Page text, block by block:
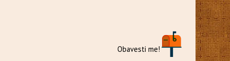
Obavesti me!